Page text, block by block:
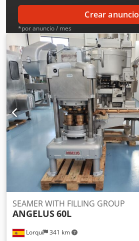
Crear anuncio
*por anuncio / mes
Lorquí 341 km
SEAMER WITH FILLING GROUP
ANGELUS60L